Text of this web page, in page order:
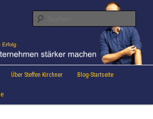
Blog
Motivationstrainer Steffen Kirchner
Über Steffen Kirchner Blog-Startseite